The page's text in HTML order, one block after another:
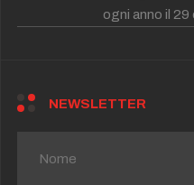
ogni anno il
NEWSLETTER